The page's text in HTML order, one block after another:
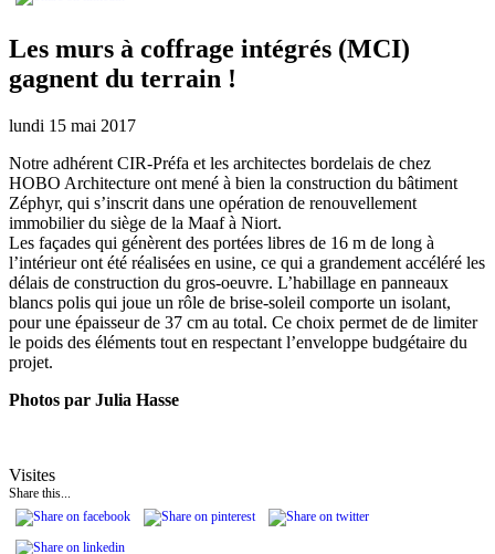
Les murs à coffrage intégrés (MCI)
gagnent du terrain !
lundi 15 mai 2017
Notre adhérent CIR-Préfa et les architectes bordelais de chez
HOBO Architecture ont mené à bien la construction du bâtiment
Zéphyr, qui s’inscrit dans une opération de renouvellement
immobilier du siège de la Maaf à Niort.
Les façades qui génèrent des portées libres de 16 m de long à
l’intérieur ont été réalisées en usine, ce qui a grandement accéléré les
délais de construction du gros-oeuvre. L’habillage en panneaux
blancs polis qui joue un rôle de brise-soleil comporte un isolant,
pour une épaisseur de 37 cm au total. Ce choix permet de de limiter
le poids des éléments tout en respectant l’enveloppe budgétaire du
projet.
Photos par Julia Hasse
Visites
Share this...